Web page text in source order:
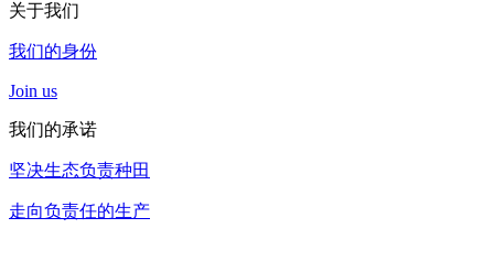
关于我们
我们的身份
Join us
我们的承诺
坚决生态负责种田
走向负责任的生产